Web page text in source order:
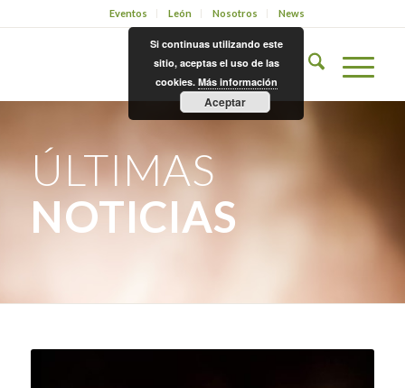
Eventos León Nosotros News
ÚLTIMAS
NOTICIAS
Si continuas utilizando este
sitio, aceptas el uso de las
cookies. Más información
Aceptar